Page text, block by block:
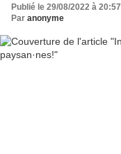
Publié le 29/08/2022 à 20:57
Par anonyme